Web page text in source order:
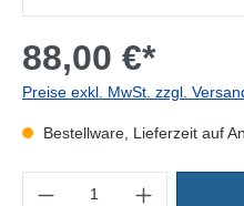
88,00 €*
Preise exkl. MwSt. zzgl.
Bestellware, Lieferzeit auf